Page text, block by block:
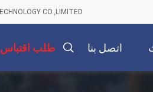
CO.,LIMITED
اتصل بنا طلب اقتباس